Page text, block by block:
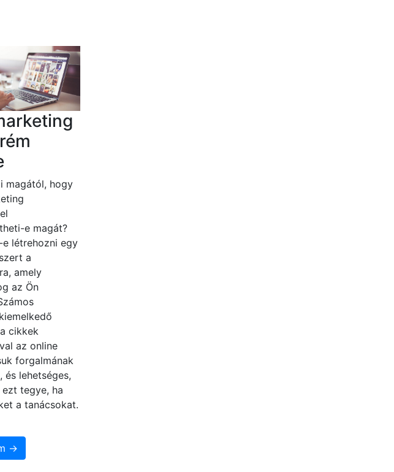
magától, hogy
e magát?
e létrehozni egy
a
amely
az Ön
cikkek
az online
forgalmának
és lehetséges,
tegye, ha
a tanácsokat.
→